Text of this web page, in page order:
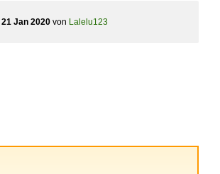
21 Jan 2020 von Lalelu123